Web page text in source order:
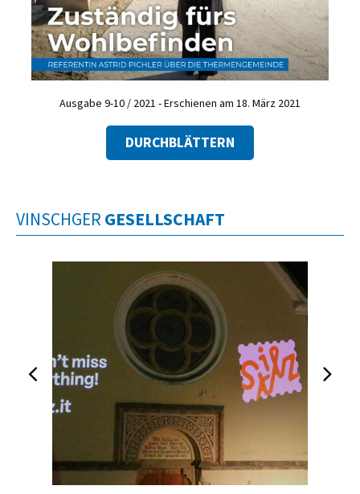
Ausgabe 9-10 / 2021 - Erschienen am 18. März 2021
DURCHBLÄTTERN
VINSCHGER GESELLSCHAFT